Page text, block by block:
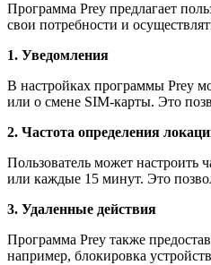
Программа Prey предлагает
свои потребности и
1. Уведомления
В настройках программы Prey
или о смене SIM-карты. Это
2. Частота определения
Пользователь может настроить
или каждые 15 минут. Это
3. Удаленные действия
Программа Prey также
например, блокировка